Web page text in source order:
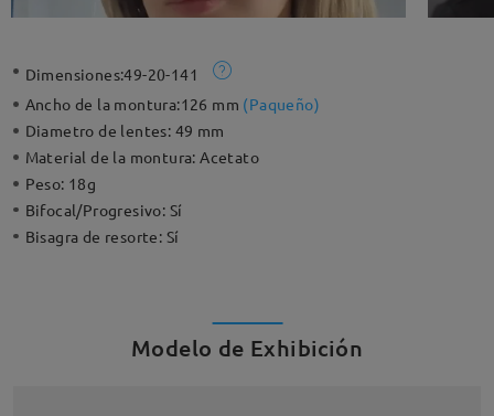
Dimensiones:49-20-141
Ancho de la montura:126 mm (Paqueño)
Diametro de lentes: 49 mm
Material de la montura:Acetato
Peso: 18g
Bifocal/Progresivo: Sí
Bisagra de resorte: Sí
Modelo de Exhibición